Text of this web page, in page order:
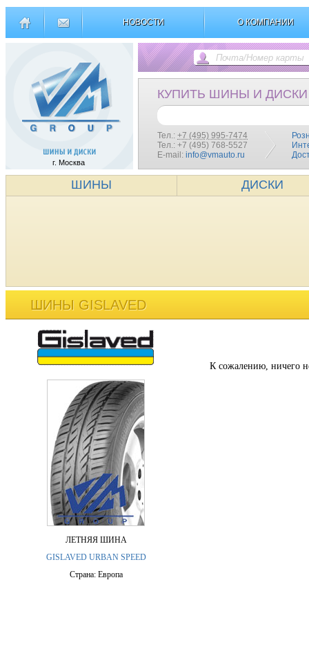
НОВОСТИ О КОМПАНИИ
г. Москва
КУПИТЬ ШИНЫ И ДИСКИ
Тел.: +7 (495) 995-7474
Тел.: +7 (495) 768-5527
E-mail: info@vmauto.ru
ШИНЫ ДИСКИ
ШИНЫ GISLAVED
ЛЕТНЯЯ ШИНА
GISLAVED URBAN SPEED
Страна: Европа
К сожалению, ничего